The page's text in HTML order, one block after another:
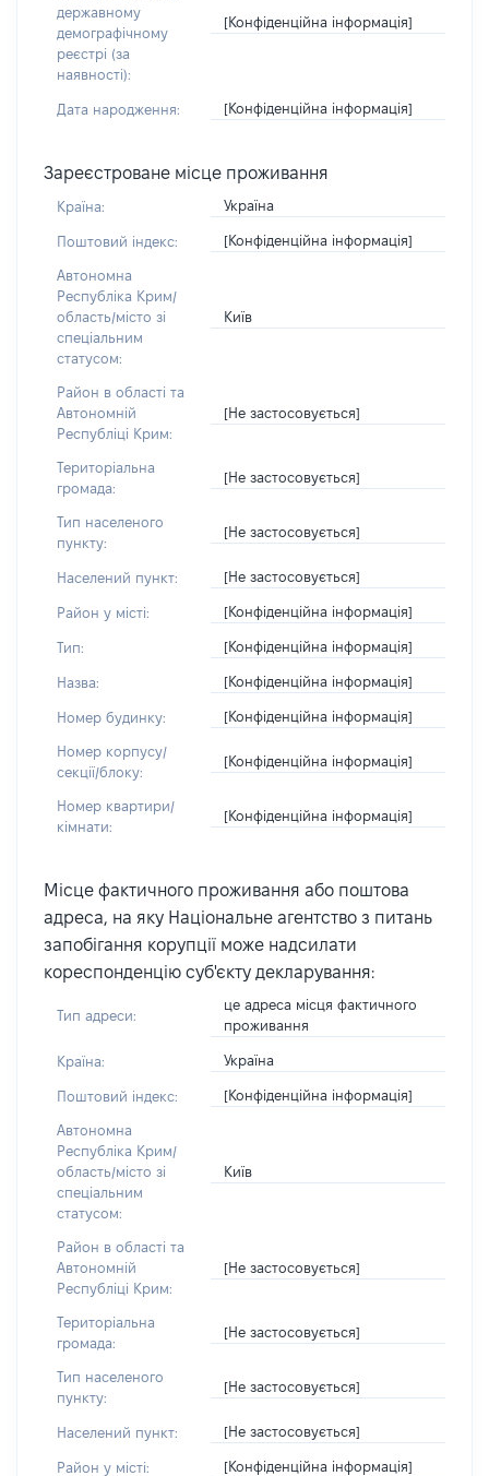
державному
демографічному
реєстрі (за
наявності):
[Конфіденційна інформація]
Дата народження: [Конфіденційна інформація]
Зареєстроване місце проживання
Країна: Україна
Поштовий індекс: [Конфіденційна інформація]
Автономна
Республіка Крим/
область/місто зі
спеціальним
статусом:
Київ
Район в області та
Автономній
Республіці Крим:
[Не застосовується]
Територіальна
громада:
[Не застосовується]
Тип населеного
пункту:
[Не застосовується]
Населений пункт: [Не застосовується]
Район у місті: [Конфіденційна інформація]
Тип: [Конфіденційна інформація]
Назва: [Конфіденційна інформація]
Номер будинку: [Конфіденційна інформація]
Номер корпусу/
секції/блоку:
[Конфіденційна інформація]
Номер квартири/
кімнати:
[Конфіденційна інформація]
Місце фактичного проживання або поштова
адреса, на яку Національне агентство з питань
запобігання корупції може надсилати
кореспонденцію суб'єкту декларування:
Тип адреси:
це адреса місця фактичного
проживання
Країна: Україна
Поштовий індекс: [Конфіденційна інформація]
Автономна
Республіка Крим/
область/місто зі
спеціальним
статусом:
Київ
Район в області та
Автономній
Республіці Крим:
[Не застосовується]
Територіальна
громада:
[Не застосовується]
Тип населеного
пункту:
[Не застосовується]
Населений пункт: [Не застосовується]
Район у місті: [Конфіденційна інформація]